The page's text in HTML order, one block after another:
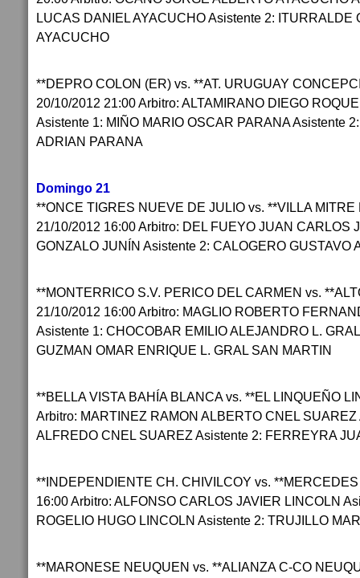
LUCAS DANIEL AYACUCHO Asistente 2: ITURRALDE
AYACUCHO
**DEPRO COLON (ER) vs. **AT. URUGUAY
20/10/2012 21:00 Arbitro: ALTAMIRANO DIEGO
Asistente 1: MIÑO MARIO OSCAR PARANA Asistente
ADRIAN PARANA
Domingo 21
**ONCE TIGRES NUEVE DE JULIO vs. **VILLA MITRE
21/10/2012 16:00 Arbitro: DEL FUEYO JUAN CARLOS
GONZALO JUNÍN Asistente 2: CALOGERO GUSTAVO
**MONTERRICO S.V. PERICO DEL CARMEN vs.
21/10/2012 16:00 Arbitro: MAGLIO ROBERTO
Asistente 1: CHOCOBAR EMILIO ALEJANDRO L.
GUZMAN OMAR ENRIQUE L. GRAL SAN MARTIN
**BELLA VISTA BAHÍA BLANCA vs. **EL LINQUEÑO
Arbitro: MARTINEZ RAMON ALBERTO CNEL
ALFREDO CNEL SUAREZ Asistente 2: FERREYRA
**INDEPENDIENTE CH. CHIVILCOY vs.
16:00 Arbitro: ALFONSO CARLOS JAVIER LINCOLN
ROGELIO HUGO LINCOLN Asistente 2: TRUJILLO
**MARONESE NEUQUEN vs. **ALIANZA C-CO